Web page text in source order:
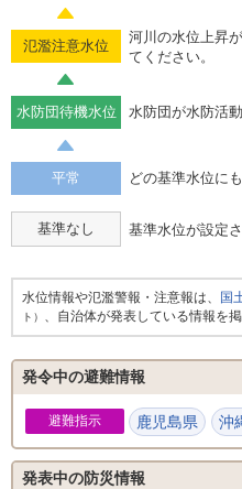
氾濫注意水位
河川の水位上昇
てください。
水防団待機水位 水防団が水防活
平常 どの基準水位に
基準なし 基準水位が設定
水位情報や氾濫警報・注意報は、 国
ト） 、自治体が発表している情報を掲
発令中の避難情報
避難指示 鹿児島県 沖
発表中の防災情報